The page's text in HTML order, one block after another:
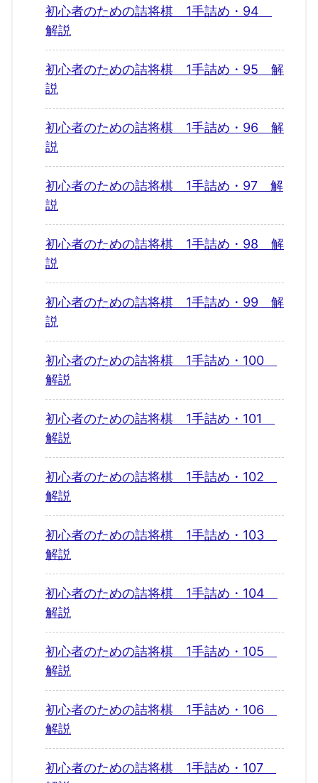
初心者のための詰将棋 1手詰め・94
解説
初心者のための詰将棋 1手詰め・95 解
説
初心者のための詰将棋 1手詰め・96 解
説
初心者のための詰将棋 1手詰め・97 解
説
初心者のための詰将棋 1手詰め・98 解
説
初心者のための詰将棋 1手詰め・99 解
説
初心者のための詰将棋 1手詰め・100
解説
初心者のための詰将棋 1手詰め・101
解説
初心者のための詰将棋 1手詰め・102
解説
初心者のための詰将棋 1手詰め・103
解説
初心者のための詰将棋 1手詰め・104
解説
初心者のための詰将棋 1手詰め・105
解説
初心者のための詰将棋 1手詰め・106
解説
初心者のための詰将棋 1手詰め・107